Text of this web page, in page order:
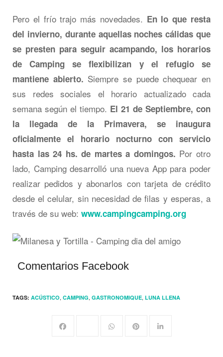
Pero el frío trajo más novedades. En lo que resta
del invierno, durante aquellas noches cálidas que
se presten para seguir acampando, los horarios
de Camping se flexibilizan y el refugio se
mantiene abierto. Siempre se puede chequear en
sus redes sociales el horario actualizado cada
semana según el tiempo. El 21 de Septiembre, con
la llegada de la Primavera, se inaugura
oficialmente el horario nocturno con servicio
hasta las 24 hs. de martes a domingos. Por otro
lado, Camping desarrolló una nueva App para poder
realizar pedidos y abonarlos con tarjeta de crédito
desde el celular, sin necesidad de filas y esperas, a
través de su web: www.campingcamping.org
Comentarios Facebook
TAGS: ACÚSTICO, CAMPING, GASTRONOMIQUE, LUNA LLENA